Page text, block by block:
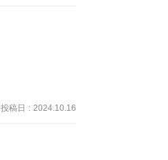
投稿日 : 2024.10.16